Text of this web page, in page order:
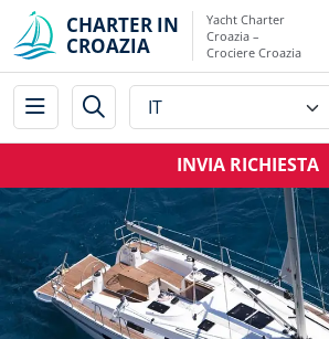
CHARTER IN
CROAZIA
Yacht Charter
Croazia –
Crociere Croazia
INVIA RICHIESTA